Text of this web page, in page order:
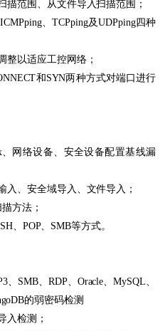
描范围、从文件导入扫描范围；
、TCPping及UDPping四种
整以适应工控网络；
和SYN两种方式对端口进行
、网络设备、安全设备配置基线漏
入、安全域导入、文件导入；
方法；
、POP、SMB等方式。
、SMB、RDP、Oracle、MySQL、
的弱密码检测
入检测；